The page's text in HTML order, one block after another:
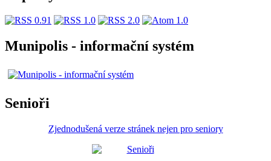
Munipolis - informační systém
Senioři
Zjednodušená verze stránek nejen pro seniory